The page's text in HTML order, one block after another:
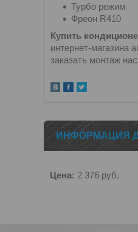
Турбо режим
Фреон R410
Купить
интернет-магазина
заказать монтаж
ИНФОРМАЦИЯ
Цена: 2 376 руб.